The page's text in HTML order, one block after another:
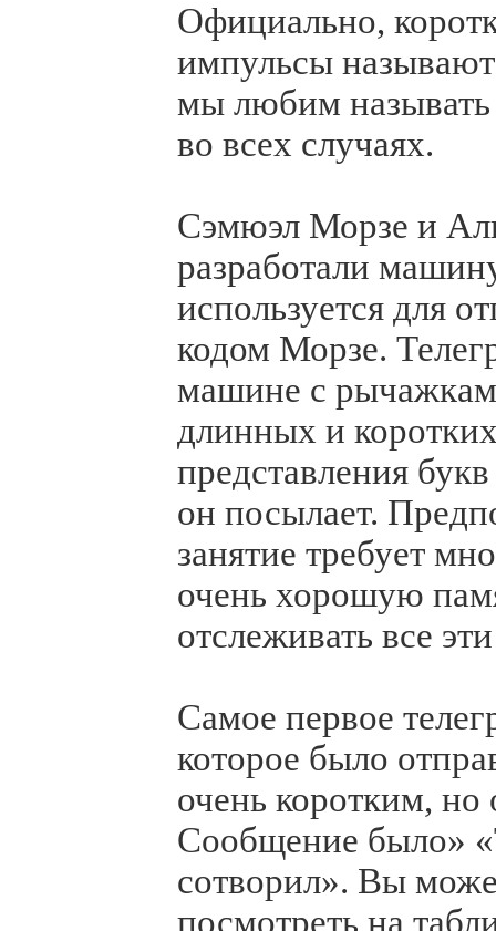
Официально,
импульсы
мы любим называть
во всех случаях.
Сэмюэл Морзе и
разработали
используется для
кодом Морзе.
машине с
длинных и
представления
он посылает.
занятие требует
очень хорошую
отслеживать все
Самое первое
которое было
очень коротким,
Сообщение было»
сотворил». Вы
посмотреть на